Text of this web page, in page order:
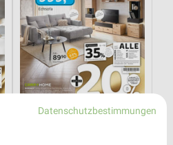
Datenschutzbestimmungen